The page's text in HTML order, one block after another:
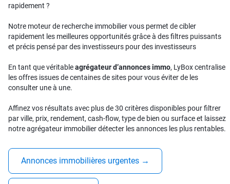
rapidement ?
Notre moteur de recherche immobilier vous permet de cibler
rapidement les meilleures opportunités grâce à des filtres puissants
et précis pensé par des investisseurs pour des investisseurs
En tant que véritableagrégateur d’annonces immo, LyBox centralise
les offres issues de centaines de sites pour vous éviter de les
consulter une à une.
Affinez vos résultats avec plus de 30 critères disponibles pour filtrer
par ville, prix, rendement, cash-flow, type de bien ou surface et laissez
notre agrégateur immobilier détecter les annonces les plus rentables.
Annonces immobilières urgentes →